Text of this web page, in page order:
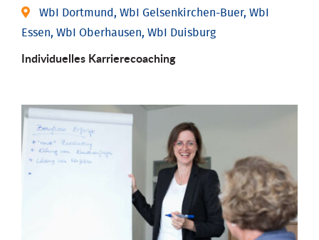
WbI Dortmund, WbI Gelsenkirchen-Buer, WbI
Essen, WbI Oberhausen, WbI Duisburg
Individu­elles Karrierecoaching